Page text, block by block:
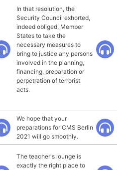
In that resolution, the
Security Council exhorted,
indeed obliged, Member
States to take the
necessary measures to
bring to justice any persons
involved in the planning,
financing, preparation or
perpetration of terrorist
acts.
We hope that your
preparations for CMS Berlin
2021 will go smoothly.
The teacher's lounge is
exactly the right place to